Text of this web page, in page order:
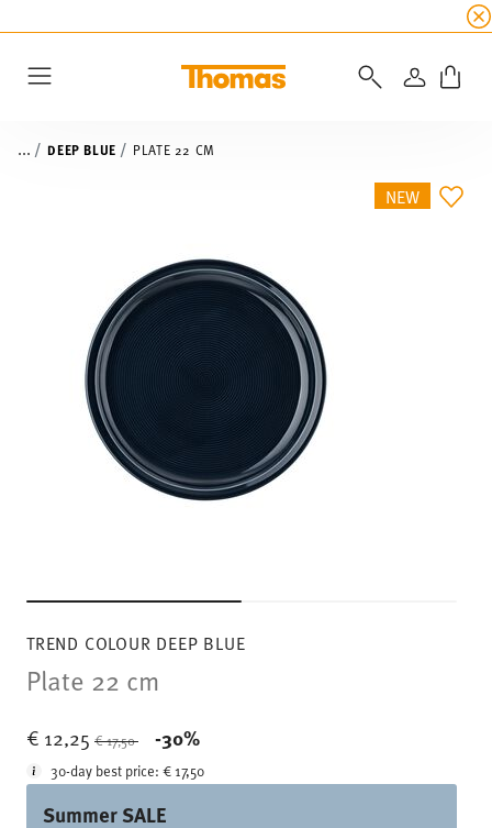
all
LOGIN
... DEEP BLUE PLATE 22 CM
NEW
TREND COLOUR DEEP BLUE
Plate 22 cm
€ 12,25 Price reduced from
€ 17,50 -30%
30-day best price:€ 17,50
Summer SALE
ADD